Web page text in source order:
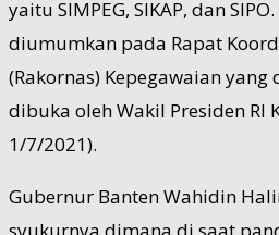
yaitu SIMPEG, SIKAP, dan
diumumkan pada Rapat
(Rakornas) Kepegawaian
dibuka oleh Wakil Presiden RI
1/7/2021).
Gubernur Banten Wahidin
syukurnya dimana di saat